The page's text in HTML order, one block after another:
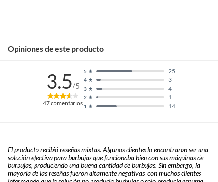
Opiniones de este producto
3.5/5
47comentarios 1 14
2 1
3 4
4 3
5 25
El producto recibió reseñas mixtas. Algunos clientes lo encontraron ser una
solución efectiva para burbujas que funcionaba bien con sus máquinas de
burbujas, produciendo una buena cantidad de burbujas. Sin embargo, la
mayoría de las reseñas fueron altamente negativas, con muchos clientes